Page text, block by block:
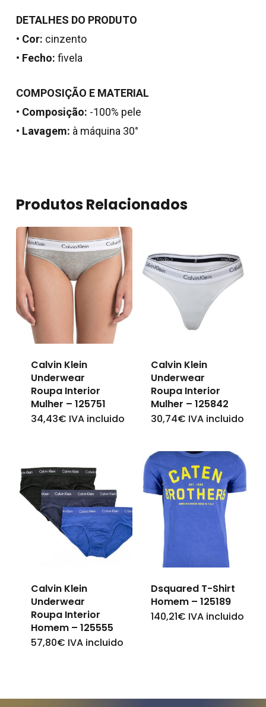
Nenhum produto no
Go To Shop
DETALHES DO PRODUTO
• Cor: cinzento
• Fecho: fivela
COMPOSIÇÃO E MATERIAL
• Composição: -100% pele
• Lavagem: à máquina 30°
Produtos Relacionados
Calvin Klein
Underwear
Roupa Interior
Mulher – 125751
34,43€ IVA incluido
This
multiple
variants.
The
options
may
chosen
on
the
product
Calvin Klein
Underwear
Roupa Interior
Mulher – 125842
30,74€ IVA incluido
This
has
multiple
variants.
The
options
be
chosen
on
Calvin Klein
Underwear
Roupa Interior
Homem – 125555
57,80€ IVA incluido
This
multiple
Dsquared T-Shirt
Homem – 125189
140,21€ IVA incluido
This